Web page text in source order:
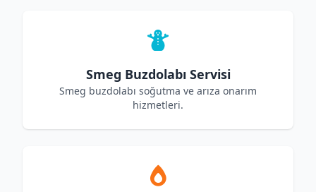
Smeg Buzdolabı Servisi
Smeg buzdolabı soğutma ve arıza onarım
hizmetleri.